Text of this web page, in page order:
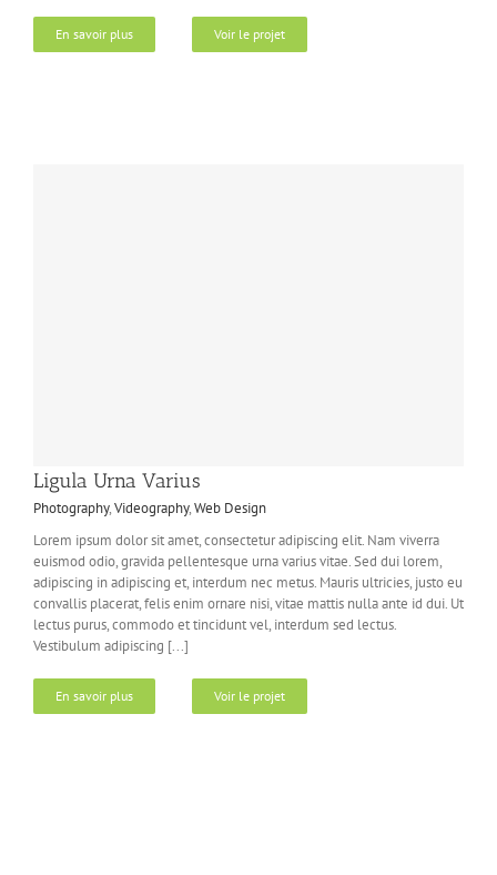
En savoir plus Voir le projet
Ligula Urna Varius
Photography,Videography,Web Design
Lorem ipsum dolor sit amet, consectetur adipiscing elit. Nam viverra
euismod odio, gravida pellentesque urna varius vitae. Sed dui lorem,
adipiscing in adipiscing et, interdum nec metus. Mauris ultricies, justo eu
convallis placerat, felis enim ornare nisi, vitae mattis nulla ante id dui. Ut
lectus purus, commodo et tincidunt vel, interdum sed lectus.
Vestibulum adipiscing [...]
En savoir plus Voir le projet